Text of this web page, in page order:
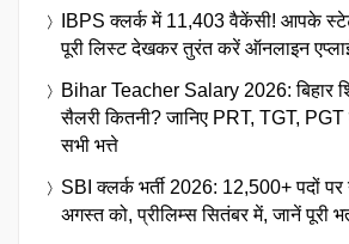
IBPS क्लर्क में 11,403 वैकेंसी! आपके
पूरी लिस्ट देखकर तुरंत करें ऑनलाइन
Bihar Teacher Salary 2026: बिहार
सैलरी कितनी? जानिए PRT, TGT,
सभी भत्ते
SBI क्लर्क भर्ती 2026: 12,500+ पदों
अगस्त को, प्रीलिम्स सितंबर में, जानें पूरी